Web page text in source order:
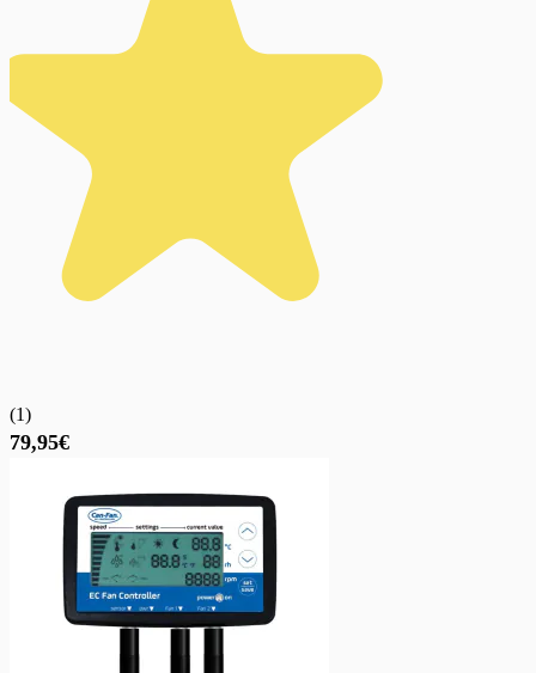
(1)
79,95€